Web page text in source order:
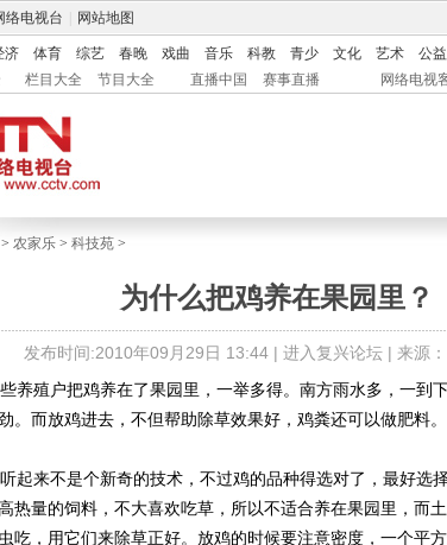
络电视台 网站地图
济 体育 综艺 春晚 戏曲 音乐 科教 青少 文化 艺术 公益
栏目大全 节目大全 直播中国 赛事直播 网络电视
> 农家乐 > 科技苑 >
为什么把鸡养在果园里？
发布时间:2010年09月29日 13:44 | 进入复兴论坛| 来源：
养殖户把鸡养在了果园里，一举多得。南方雨水多，一到
。而放鸡进去，不但帮助除草效果好，鸡粪还可以做肥料。
起来不是个新奇的技术，不过鸡的品种得选对了，最好选
热量的饲料，不大喜欢吃草，所以不适合养在果园里，而
吃，用它们来除草正好。放鸡的时候要注意密度，一个平